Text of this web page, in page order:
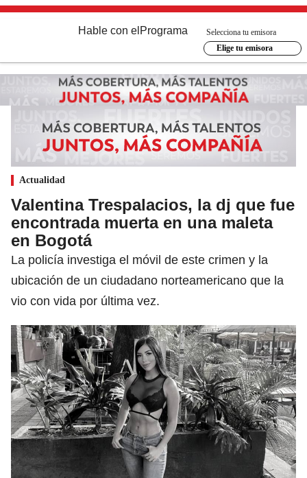
Hable con el Programa
Selecciona tu emisora
Elige tu emisora
Actualidad
Valentina Trespalacios, la dj que fue
encontrada muerta en una maleta
en Bogotá
La policía investiga el móvil de este crimen y la
ubicación de un ciudadano norteamericano que la
vio con vida por última vez.